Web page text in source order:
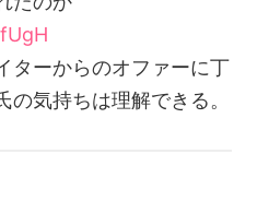
ターからのオファーに丁
気持ちは理解できる。